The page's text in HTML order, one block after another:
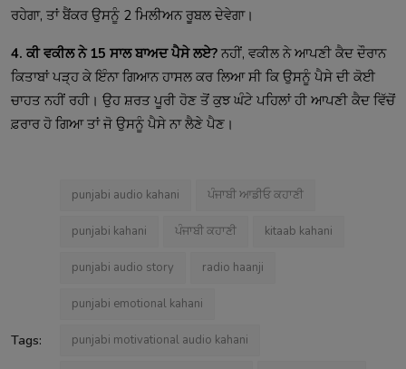
ਰਹੇਗਾ, ਤਾਂ ਬੈਂਕਰ ਉਸਨੂੰ 2 ਮਿਲੀਅਨ ਰੂਬਲ ਦੇਵੇਗਾ।
4. ਕੀ ਵਕੀਲ ਨੇ 15 ਸਾਲ ਬਾਅਦ ਪੈਸੇ ਲਏ? ਨਹੀਂ, ਵਕੀਲ ਨੇ ਆਪਣੀ ਕੈਦ ਦੌਰਾਨ
ਕਿਤਾਬਾਂ ਪੜ੍ਹ ਕੇ ਇੰਨਾ ਗਿਆਨ ਹਾਸਲ ਕਰ ਲਿਆ ਸੀ ਕਿ ਉਸਨੂੰ ਪੈਸੇ ਦੀ ਕੋਈ
ਚਾਹਤ ਨਹੀਂ ਰਹੀ। ਉਹ ਸ਼ਰਤ ਪੂਰੀ ਹੋਣ ਤੋਂ ਕੁਝ ਘੰਟੇ ਪਹਿਲਾਂ ਹੀ ਆਪਣੀ ਕੈਦ ਵਿੱਚੋਂ
ਫ਼ਰਾਰ ਹੋ ਗਿਆ ਤਾਂ ਜੋ ਉਸਨੂੰ ਪੈਸੇ ਨਾ ਲੈਣੇ ਪੈਣ।
Tags:
punjabi audio kahani ਪੰਜਾਬੀ ਆਡੀਓ ਕਹਾਣੀ
punjabi kahani ਪੰਜਾਬੀ ਕਹਾਣੀ kitaab kahani
punjabi audio story radio haanji
punjabi emotional kahani
punjabi motivational audio kahani